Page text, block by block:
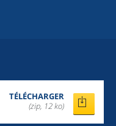
TÉLÉCHARGER
(zip, 12 ko)